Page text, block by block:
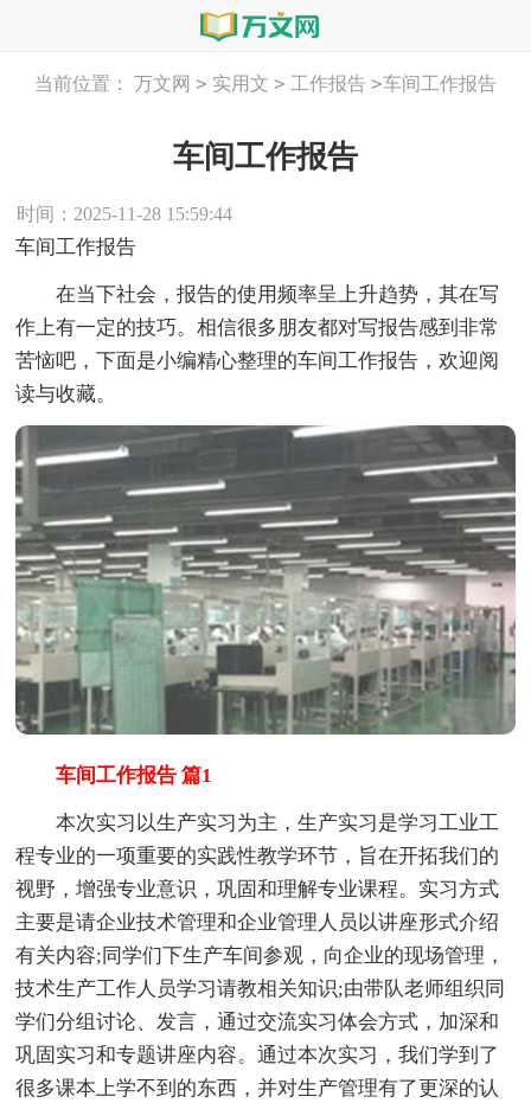
当前位置： 万文网 > 实用文 > 工作报告 >车间工作报告
车间工作报告
时间：2025-11-28 15:59:44
车间工作报告
在当下社会，报告的使用频率呈上升趋势，其在写
作上有一定的技巧。相信很多朋友都对写报告感到非常
苦恼吧，下面是小编精心整理的车间工作报告，欢迎阅
读与收藏。
车间工作报告 篇1
本次实习以生产实习为主，生产实习是学习工业工
程专业的一项重要的实践性教学环节，旨在开拓我们的
视野，增强专业意识，巩固和理解专业课程。实习方式
主要是请企业技术管理和企业管理人员以讲座形式介绍
有关内容;同学们下生产车间参观，向企业的现场管理，
技术生产工作人员学习请教相关知识;由带队老师组织同
学们分组讨论、发言，通过交流实习体会方式，加深和
巩固实习和专题讲座内容。通过本次实习，我们学到了
很多课本上学不到的东西，并对生产管理有了更深的认